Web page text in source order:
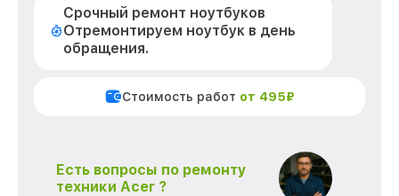
Срочный ремонт ноутбуков
Отремонтируем ноутбук в день
обращения.
Стоимость работ от 495₽
Есть вопросы по ремонту
техники Acer ?